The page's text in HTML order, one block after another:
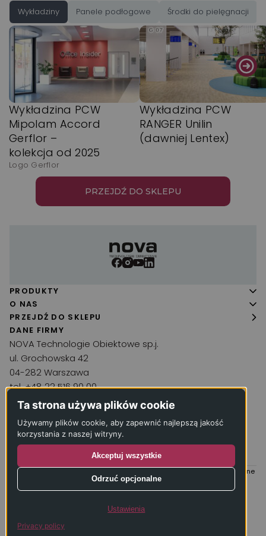
Wykładziny Panele podłogowe Środki do pielęgnacji
Wykładzina PCW
Mipolam Accord
Gerflor –
kolekcja od 2025
Logo Gerflor
Wykładzina PCW
RANGER Unilin
(dawniej Lentex)
PRZEJDŹ DO SKLEPU
PRODUKTY
Panele podłogowe
Podłogi drewniane
Wykładziny
Chemia podłogowa
Narzędzia
Akcesoria
Inne produkty
Usługi
O NAS
O firmie
Realizacje
Aktualności
Kontakt
PRZEJDŹ DO SKLEPU
DANE FIRMY
NOVA Technologie Obiektowe sp.j.
ul. Grochowska 42
04-282 Warszawa
tel. +48 22 516 90 00
kontakt@wykladzina.net
KRS: 0000066330
NIP: 1250052240
NOVA Technologie Obiektowe © 2005-2026 Wszelkie prawa zastrzeżone
Projekt i realizacja:
Ta strona używa plików cookie
Używamy plików cookie, aby zapewnić najlepszą jakość
korzystania z naszej witryny.
Akceptuj wszystkie
Odrzuć opcjonalne
Ustawienia
Privacy policy